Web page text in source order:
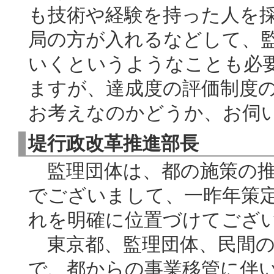
も技術や経験を持った人を
局の方が入れるなどして、
いくというようなことも必
ますが、達成度の評価制度
お考えなのかどうか、お伺
堤行政改革推進部長
監理団体は、都の施策の
でございまして、一昨年策
れを明確に位置づけてござ
東京都、監理団体、民間
で、都からの事業移管に伴